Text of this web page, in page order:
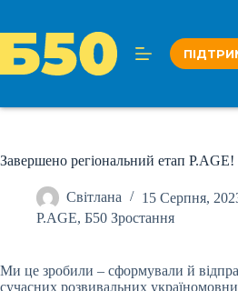
вмісту
Завершено регіональний етап P.AGE!
Світлана
15 Серпня,
P.AGE, Б50 Зростання
Ми це зробили – сформували й
сучасних розвивальних